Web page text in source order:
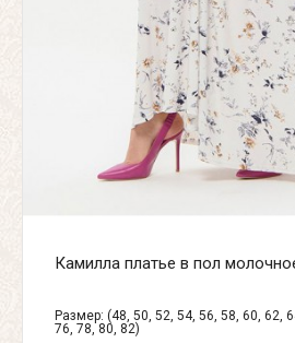
Камилла платье в пол
Размер: (48, 50, 52, 54, 56, 58, 60, 62,
76, 78, 80, 82)